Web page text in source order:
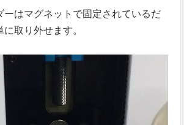
はマグネットで固定されているだ
取り外せます。